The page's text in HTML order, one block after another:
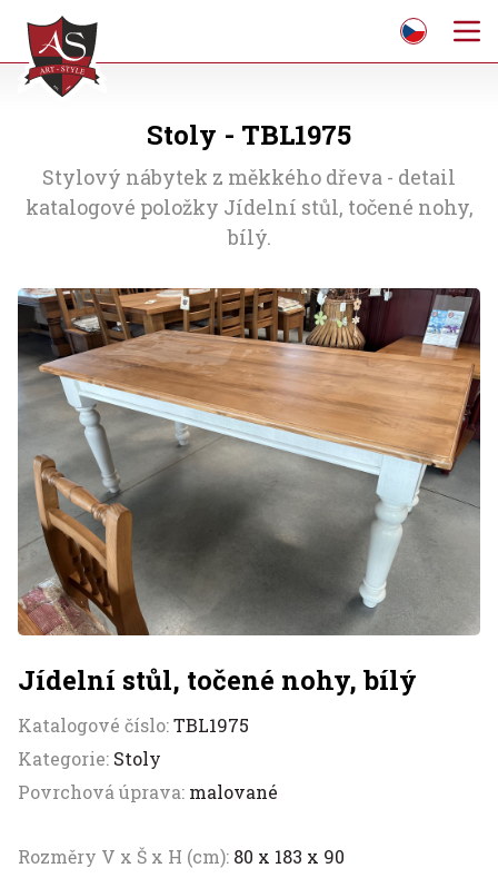
Stoly - TBL1975
Stylový nábytek z měkkého dřeva - detail
katalogové položky Jídelní stůl, točené nohy,
bílý.
Jídelní stůl, točené nohy, bílý
Katalogové číslo:TBL1975
Kategorie: Stoly
Povrchová úprava: malované
Rozměry V x Š x H (cm): 80 x 183 x 90